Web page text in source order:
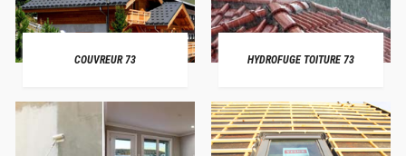
COUVREUR 73 HYDROFUGE TOITURE 73